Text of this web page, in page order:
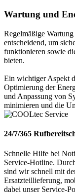
Wartung und
Regelmäßige
entscheidend, um
funktionieren sowie
bieten.
Ein wichtiger Aspekt
Optimierung der
und Anpassung von
minimieren und die
24/7/365
Schnelle Hilfe bei
Service-Hotline.
sind wir schnell mit
Ersatzteillieferung,
dabei unser Service-